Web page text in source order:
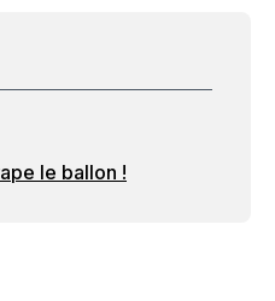
le ballon !